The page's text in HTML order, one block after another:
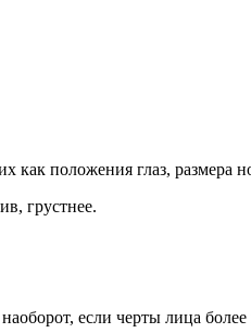
положения глаз, размера
грустнее.
если черты лица